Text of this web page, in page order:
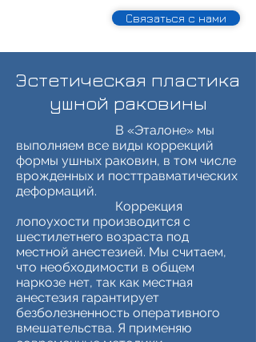
Связаться с нами
Эстетическая пластика
ушной раковины
В «Эталоне» мы
выполняем все виды коррекций
формы ушных раковин, в том числе
врожденных и посттравматических
деформаций.
Коррекция
лопоухости производится с
шестилетнего возраста под
местной анестезией. Мы считаем,
что необходимости в общем
наркозе нет, так как местная
анестезия гарантирует
безболезненность оперативного
вмешательства. Я применяю